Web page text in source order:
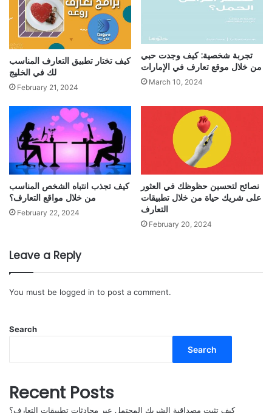
كيف تختار تطبيق التعارف المناسب
لك في الخليج
February 21, 2024
تجربة شخصية: كيف وجدت حبي
من خلال موقع تعارف في الإمارات
March 10, 2024
كيف تجذب انتباه الشخص المناسب
من خلال مواقع التعارف؟
February 22, 2024
نصائح لتحسين حظوظك في العثور
على شريك حياة من خلال تطبيقات
التعارف
February 20, 2024
Leave a Reply
You must be logged in to post a comment.
Search
Search
Recent Posts
كيف تثبت مصداقية الشريك المحتمل عبر محادثات تطبيقات التعارف؟